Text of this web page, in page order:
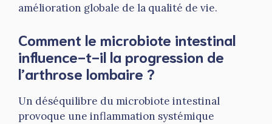
amélioration globale de la qualité de vie.
Comment le microbiote intestinal
influence-t-il la progression de
l’arthrose lombaire ?
Un déséquilibre du microbiote intestinal
provoque une inflammation systémique